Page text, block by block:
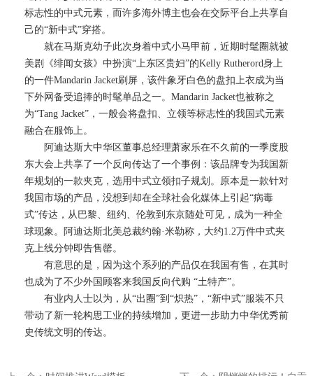
标志性的中式元素，而许多海外博主也会在交际平台上共享自
己的“新中式”穿搭。
就在马斯克幼子此次身着中式小马甲前，近期时髦圈就被
美剧《绯闻女孩》中扮演“上东区贵妇”的Kelly Rutherord身上
的一件Mandarin Jacket刷屏，该件象牙白色的盘扣上衣成为当
下外网备受追捧的时髦单品之一。Mandarin Jacket也被称之
为“Tang Jacket”，一般会将盘扣、立领等标志性的我国式元素
融合在服饰上。
阿迪达斯大中华区董事总经理萧家乐在不久前的一季度股
东大会上共享了一个反向传达了一个事例：该品牌专为我国新
年规划的一款夹克，选用中式立领扣子规划。原本是一款针对
我国市场的产品，没想到却在全球社会化媒体上引起“病毒
式”传达，从巴黎、纽约、伦敦到东京随处可见，成为一种全
球现象。阿迪达斯北美总裁约翰·米勒称，大约1.2万件中式夹
克上线分钟即告售罄。
有意思的是，因为这个系列的产品仅在我国有售，在其时
也成为了不少外国顾客来我国反向代购 “土特产”。
有业内人士以为，从“出圈”到“炽热”，“新中式”服装不只
带动了新一轮构思工业的持续增加，更进一步助力中华优秀前
史传统文明的传达。